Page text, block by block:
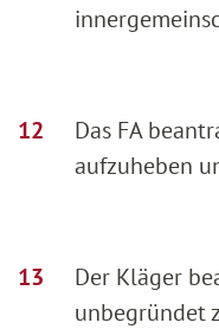
Das FA
aufzuheben
Der Kläger
unbegründet